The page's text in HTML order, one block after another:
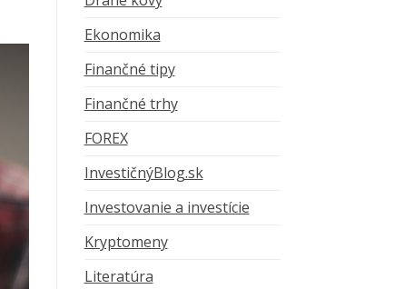
Ekonomika
Finančné tipy
Finančné trhy
FOREX
InvestičnýBlog.sk
Investovanie a investície
Kryptomeny
Literatúra